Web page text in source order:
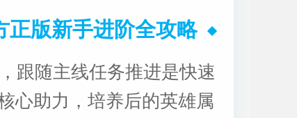
正版新手进阶全攻略
跟随主线任务推进是快速
心助力，培养后的英雄属